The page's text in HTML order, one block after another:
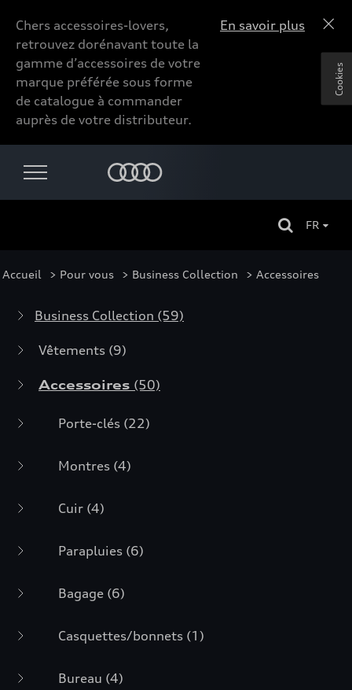
Chers accessoires-lovers,
retrouvez dorénavant toute la
gamme d’accessoires de votre
marque préférée sous forme
de catalogue à commander
auprès de votre distributeur.
En savoir plus
FR
Accueil > Pour vous > Business Collection > Accessoires
Business Collection (59)
Vêtements (9)
Accessoires (50)
Porte-clés (22)
Montres (4)
Cuir (4)
Parapluies (6)
Bagage (6)
Casquettes/bonnets (1)
Bureau (4)
Cookies